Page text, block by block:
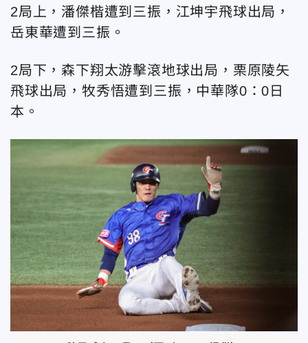
2局上，潘傑楷遭到三振，江坤宇飛球出局，
岳東華遭到三振。
2局下，森下翔太游擊滾地球出局，栗原陵矢
飛球出局，牧秀悟遭到三振，中華隊0：0日
本。